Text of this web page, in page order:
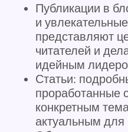
Публикации в
и
представляют
читателей и
идейным
Статьи:
проработанные
конкретным
актуальным